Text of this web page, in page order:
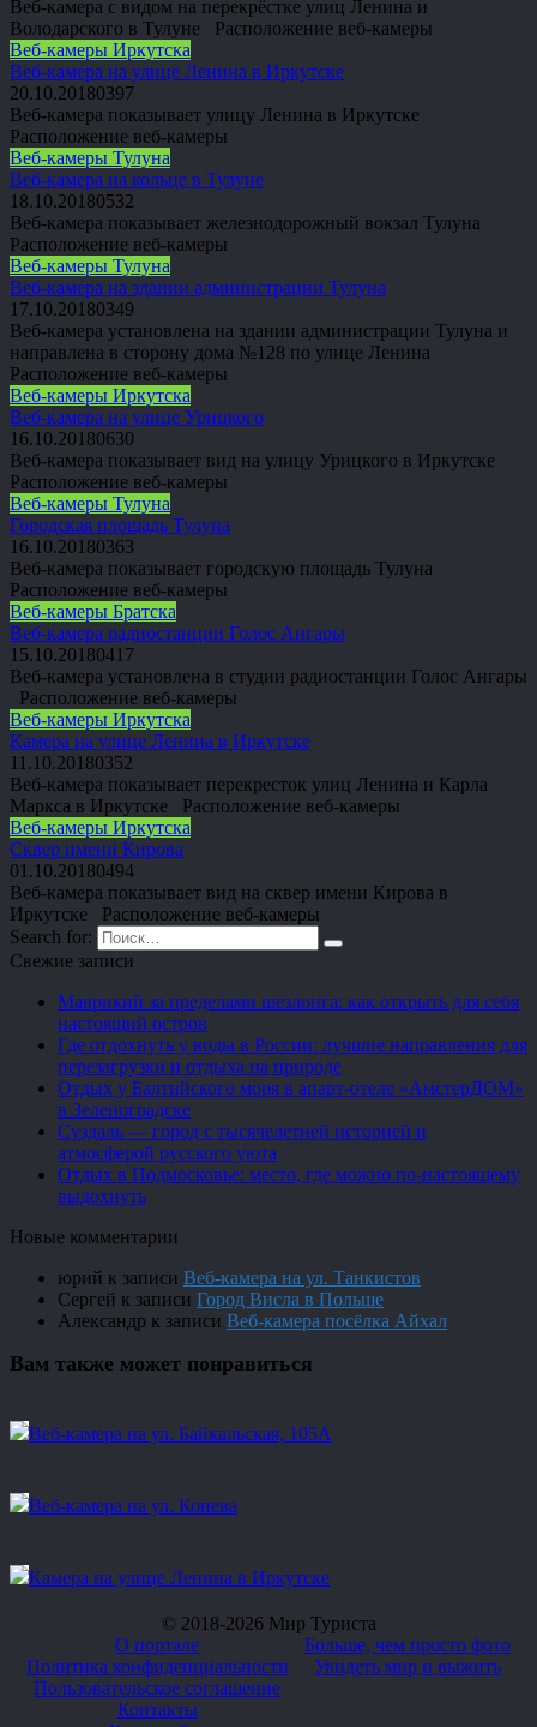
Веб-камера с видом на перекрёстке улиц Ленина и
Володарского в Тулуне Расположение веб-камеры
Веб-камеры Иркутска
Веб-камера на улице Ленина в Иркутске
20.10.20180397
Веб-камера показывает улицу Ленина в Иркутске
Расположение веб-камеры
Веб-камеры Тулуна
Веб-камера на кольце в Тулуне
18.10.20180532
Веб-камера показывает железнодорожный вокзал Тулуна
Расположение веб-камеры
Веб-камеры Тулуна
Веб-камера на здании администрации Тулуна
17.10.20180349
Веб-камера установлена на здании администрации Тулуна и
направлена в сторону дома №128 по улице Ленина
Расположение веб-камеры
Веб-камеры Иркутска
Веб-камера на улице Урицкого
16.10.20180630
Веб-камера показывает вид на улицу Урицкого в Иркутске
Расположение веб-камеры
Веб-камеры Тулуна
Городская площадь Тулуна
16.10.20180363
Веб-камера показывает городскую площадь Тулуна
Расположение веб-камеры
Веб-камеры Братска
Веб-камера радиостанции Голос Ангары
15.10.20180417
Веб-камера установлена в студии радиостанции Голос Ангары
Расположение веб-камеры
Веб-камеры Иркутска
Камера на улице Ленина в Иркутске
11.10.20180352
Веб-камера показывает перекресток улиц Ленина и Карла
Маркса в Иркутске Расположение веб-камеры
Веб-камеры Иркутска
Сквер имени Кирова
01.10.20180494
Веб-камера показывает вид на сквер имени Кирова в
Иркутске Расположение веб-камеры
Search for:
Свежие записи
Маврикий за пределами шезлонга: как открыть для себя
настоящий остров
Где отдохнуть у воды в России: лучшие направления для
перезагрузки и отдыха на природе
Отдых у Балтийского моря в апарт-отеле «АмстерДОМ»
в Зеленоградске
Суздаль — город с тысячелетней историей и
атмосферой русского уюта
Отдых в Подмосковье: место, где можно по-настоящему
выдохнуть
Новые комментарии
юрий к записи Веб-камера на ул. Танкистов
Сергей к записи Город Висла в Польше
Александр к записи Веб-камера посёлка Айхал
Вам также может понравиться
Веб-камера на ул. Байкальская, 105А
Веб-камера на ул. Конева
Камера на улице Ленина в Иркутске
© 2018-2026 Мир Туриста
О портале
Политика конфиденциальности
Пользовательское соглашение
Контакты
Больше, чем просто фото
Увидеть мир и выжить